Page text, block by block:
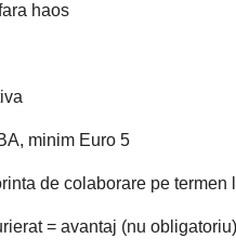
haos
minim Euro 5
de colaborare pe termen
= avantaj (nu obligatoriu)